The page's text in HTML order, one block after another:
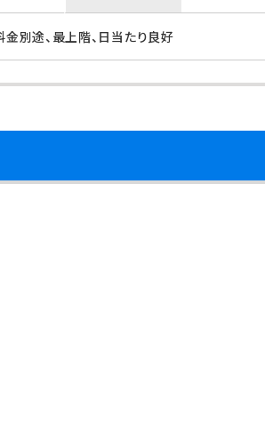
金別途、最上階、日当たり良好